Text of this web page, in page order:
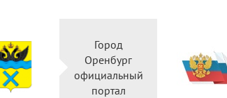
Город
Оренбург
официальный
портал